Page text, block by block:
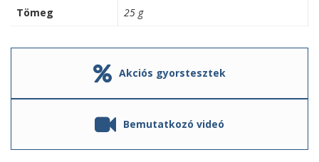
Tömeg
25 g
Akciós gyorstesztek
Bemutatkozó videó